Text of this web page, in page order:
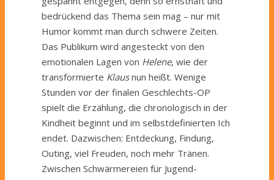
bedrückend das Thema sein mag – nur mit
Humor kommt man durch schwere Zeiten.
Das Publikum wird angesteckt von den
emotionalen Lagen von Helene, wie der
transformierte Klausnun heißt. Wenige
Stunden vor der finalen Geschlechts-OP
spielt die Erzählung, die chronologisch in der
Kindheit beginnt und im selbstdefinierten Ich
endet. Dazwischen: Entdeckung, Findung,
Outing, viel Freuden, noch mehr Tränen.
Zwischen Schwärmereien für Jugend-